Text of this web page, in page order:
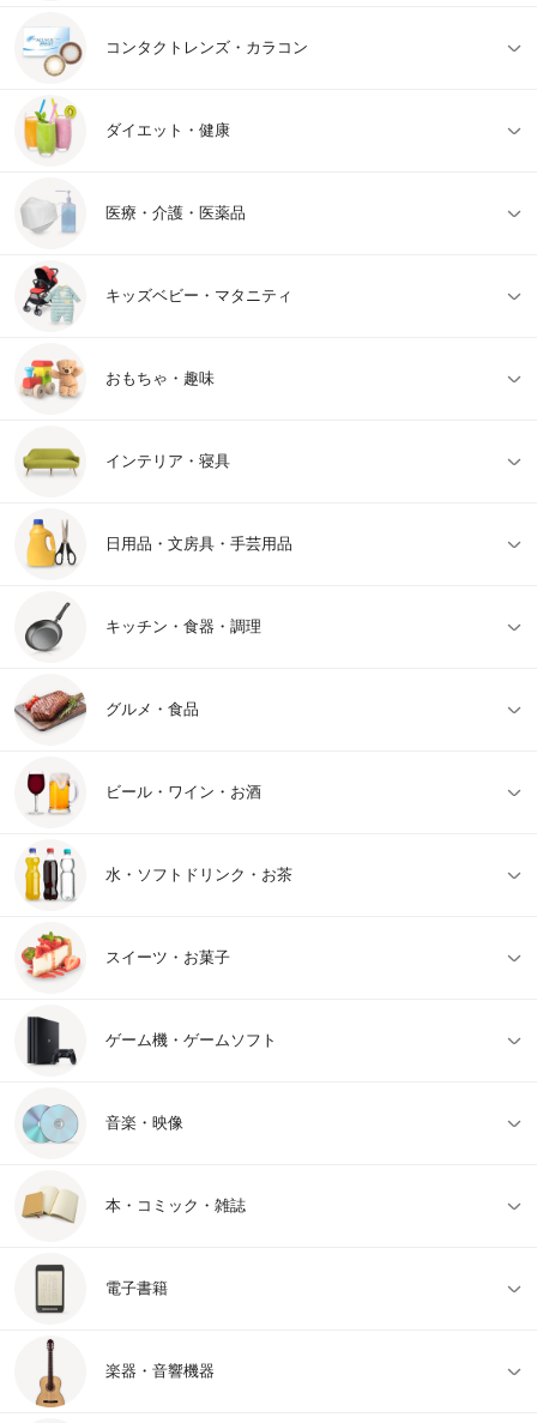
コンタクトレンズ・カラコン
ダイエット・健康
医療・介護・医薬品
キッズベビー・マタニティ
おもちゃ・趣味
インテリア・寝具
日用品・文房具・手芸用品
キッチン・食器・調理
グルメ・食品
ビール・ワイン・お酒
水・ソフトドリンク・お茶
スイーツ・お菓子
ゲーム機・ゲームソフト
音楽・映像
本・コミック・雑誌
電子書籍
楽器・音響機器